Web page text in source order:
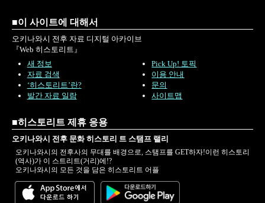
■이 사이트에 대해서
오키나와시 전후 자료 디지털 아카이브
『Web 히스토리트』
새 정보
자료 검색
‘히스토리트’란?
발간 자료 일람
Pick Up! 토픽
이용 안내
문의
사이트맵
■히스토리트 제휴 응용
오키나와시 전후 문화 히스토리 트 스탬프 랠리
오키나와시의 전후사의 무대를 배경으로, 스탬프를 GET하자!이런 히스토리
(역사)가 이 스트리트(거리)에!?
오키나와시의 모든 것을 담은 히스토리트 어플